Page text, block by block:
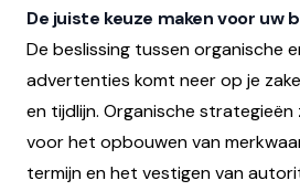
De juiste keuze maken voor uw
De beslissing tussen organische
advertenties komt neer op je
en tijdlijn. Organische strategieën
voor het opbouwen van
termijn en het vestigen van